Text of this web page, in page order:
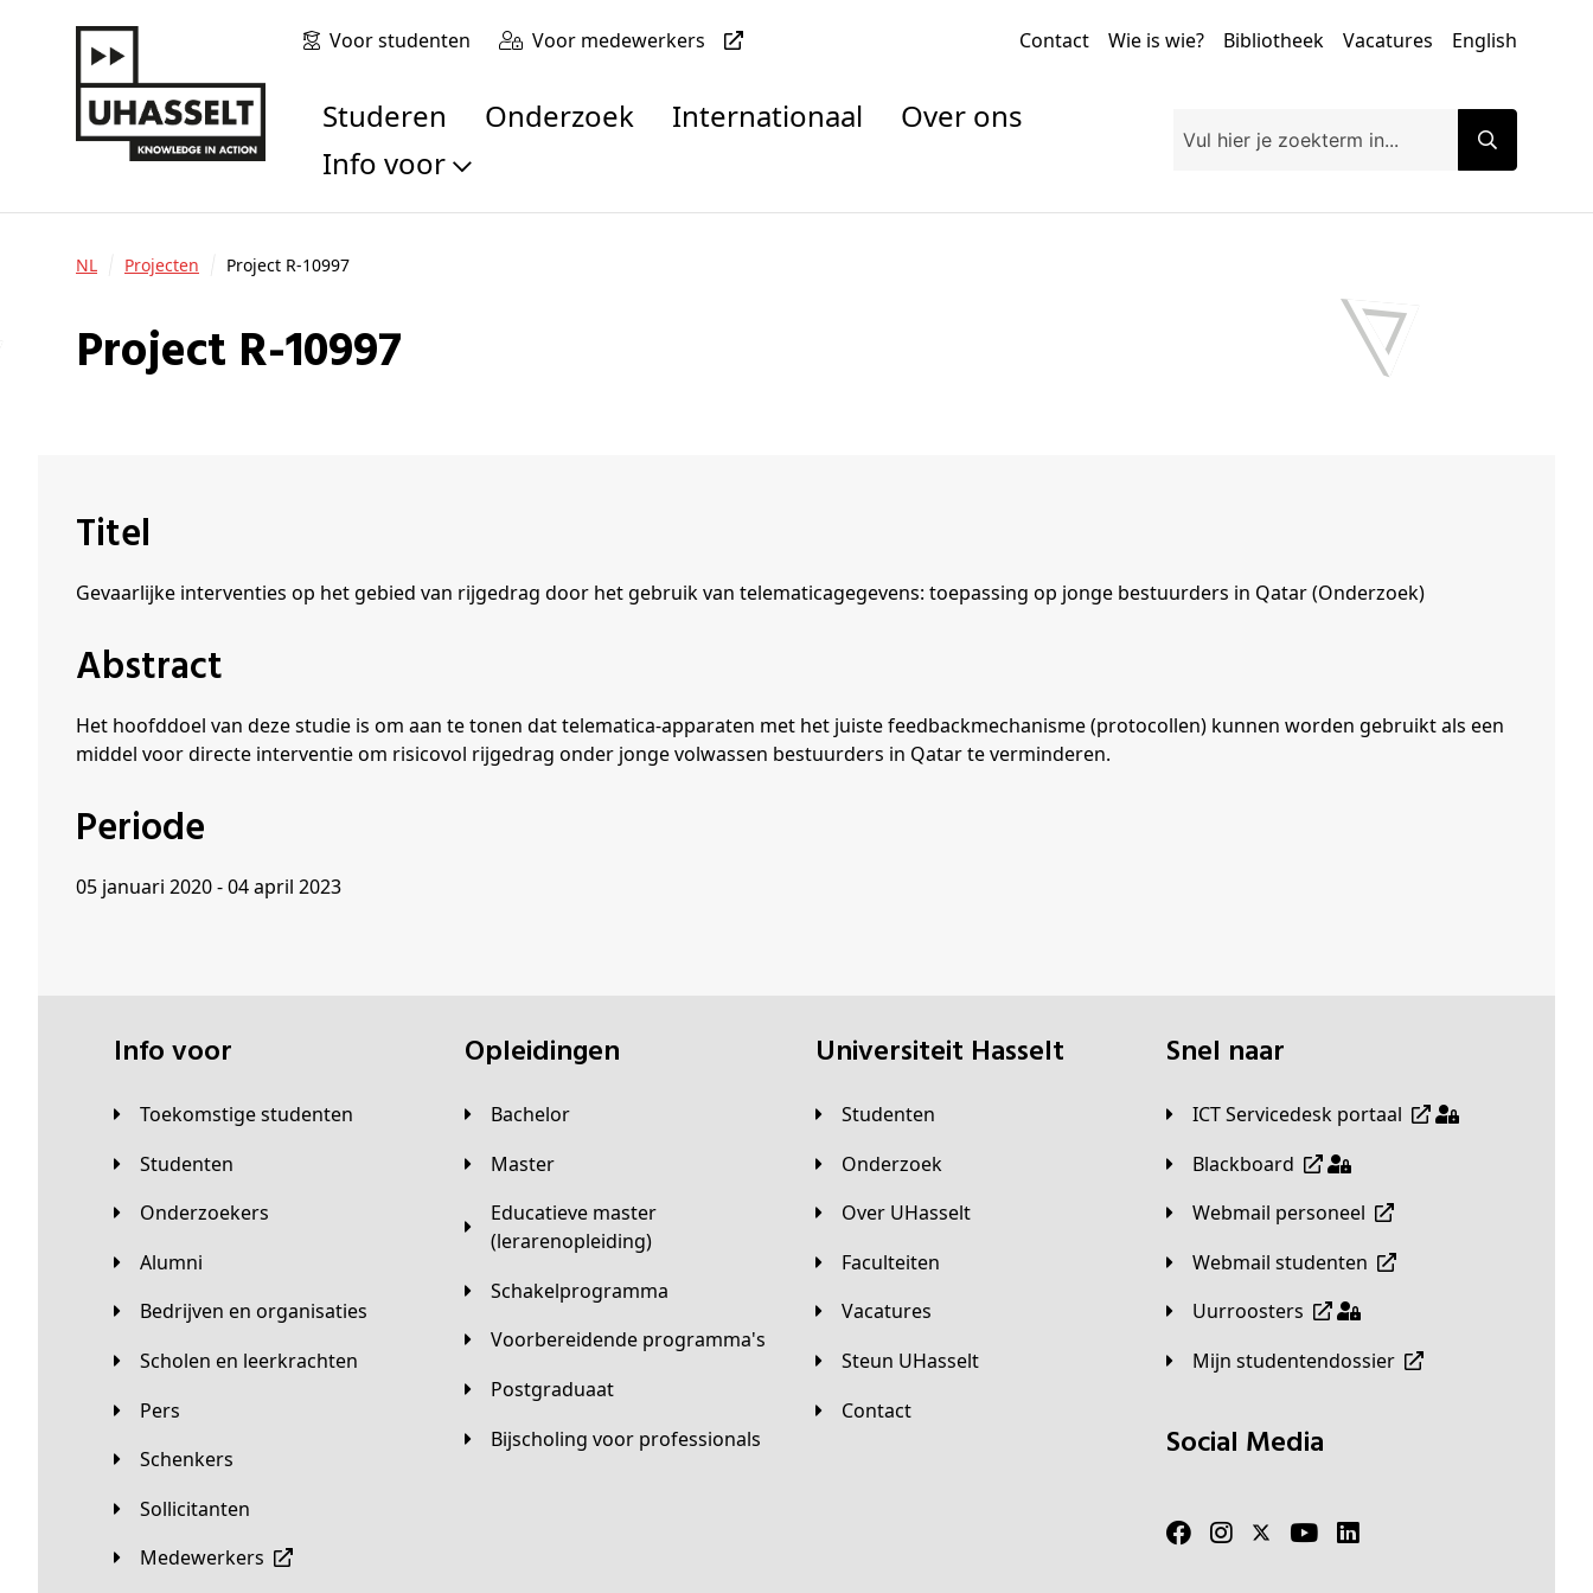
Voor studenten Voor medewerkers Contact Wie is wie? Bibliotheek Vacatures English
Studeren Onderzoek Internationaal
Over ons
Info voor
Toekomstige studenten
Studenten
Alumni
Bedrijven en organisaties
NL Projecten Project R-10997
Project R-10997
Titel
Gevaarlijke interventies op het gebied van rijgedrag door het gebruik van telematicagegevens: toepassing op jonge bestuurders in Qatar (Onderzoek)
Abstract
Het hoofddoel van deze studie is om aan te tonen dat telematica-apparaten met het juiste feedbackmechanisme (protocollen) kunnen worden gebruikt als een
middel voor directe interventie om risicovol rijgedrag onder jonge volwassen bestuurders in Qatar te verminderen.
Periode
05 januari 2020 - 04 april 2023
Info voor
Toekomstige studenten
Studenten
Onderzoekers
Alumni
Bedrijven en organisaties
Scholen en leerkrachten
Pers
Schenkers
Sollicitanten
Medewerkers
Opleidingen
Bachelor
Master
Educatieve master
(lerarenopleiding)
Schakelprogramma
Voorbereidende programma's
Postgraduaat
Bijscholing voor professionals
universiteit Hasselt
Studenten
Onderzoek
Over UHasselt
Faculteiten
Vacatures
Steun UHasselt
Contact
Snel naar
ICT Servicedesk portaal
Blackboard
Webmail personeel
Webmail studenten
Uurroosters
Mijn studentendossier
Social Media